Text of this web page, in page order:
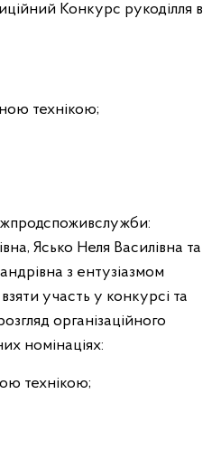
Конкурс рукоділля в
технікою;
Ясько Неля Василівна та
з ентузіазмом
участь у конкурсі та
організаційного
номінаціях:
технікою;